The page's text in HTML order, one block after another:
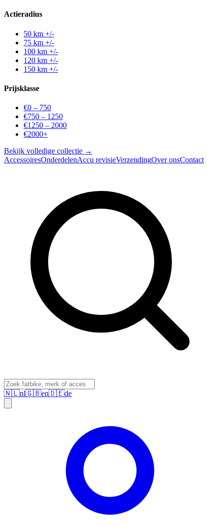
Actieradius
50 km +/-
75 km +/-
100 km +/-
120 km +/-
150 km +/-
Prijsklasse
€0 – 750
€750 – 1250
€1250 – 2000
€2000+
Bekijk volledige collectie →
AccessoiresOnderdelenAccu revisieVerzendingOver onsContact
🇳🇱nl🇬🇧en🇩🇪de